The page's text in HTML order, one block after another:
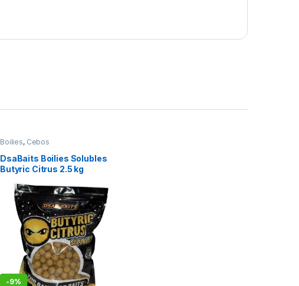
Boilies, Cebos
DsaBaits Boilies Solubles
Butyric Citrus 2.5 kg
-9%